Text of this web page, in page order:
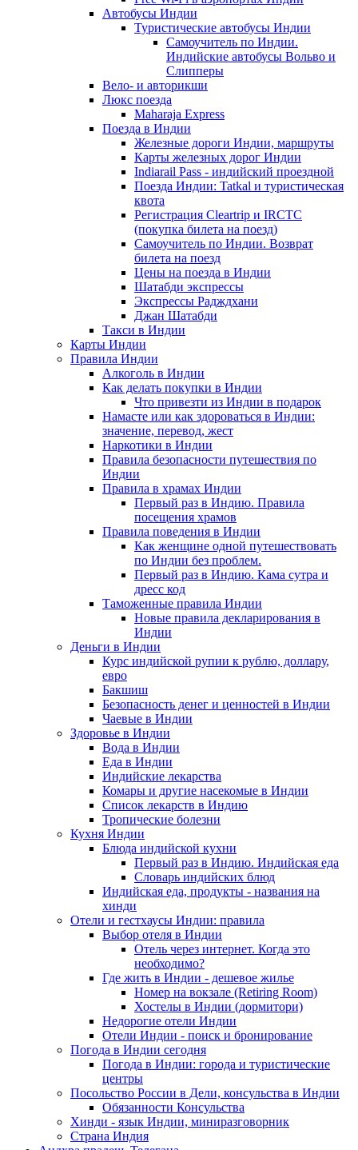
Автобусы Индии
Туристические автобусы Индии
Самоучитель по Индии.
Индийские автобусы Вольво и
Слипперы
Вело- и авторикши
Люкс поезда
Maharaja Express
Поезда в Индии
Железные дороги Индии, маршруты
Карты железных дорог Индии
Indiarail Pass - индийский проездной
Поезда Индии: Tatkal и туристическая
квота
Регистрация Сleartrip и IRCTC
(покупка билета на поезд)
Самоучитель по Индии. Возврат
билета на поезд
Цены на поезда в Индии
Шатабди экспрессы
Экспрессы Радждхани
Джан Шатабди
Такси в Индии
Карты Индии
Правила Индии
Алкоголь в Индии
Как делать покупки в Индии
Что привезти из Индии в подарок
Намасте или как здороваться в Индии:
значение, перевод, жест
Наркотики в Индии
Правила безопасности путешествия по
Индии
Правила в храмах Индии
Первый раз в Индию. Правила
посещения храмов
Правила поведения в Индии
Как женщине одной путешествовать
по Индии без проблем.
Первый раз в Индию. Кама сутра и
дресс код
Таможенные правила Индии
Новые правила декларирования в
Индии
Деньги в Индии
Курс индийской рупии к рублю, доллару,
евро
Бакшиш
Безопасность денег и ценностей в Индии
Чаевые в Индии
Здоровье в Индии
Вода в Индии
Еда в Индии
Индийские лекарства
Комары и другие насекомые в Индии
Список лекарств в Индию
Тропические болезни
Кухня Индии
Блюда индийской кухни
Первый раз в Индию. Индийская еда
Словарь индийских блюд
Индийская еда, продукты - названия на
хинди
Отели и гестхаусы Индии: правила
Выбор отеля в Индии
Отель через интернет. Когда это
необходимо?
Где жить в Индии - дешевое жилье
Номер на вокзале (Retiring Room)
Хостелы в Индии (дормитори)
Недорогие отели Индии
Отели Индии - поиск и бронирование
Погода в Индии сегодня
Погода в Индии: города и туристические
центры
Посольство России в Дели, консульства в Индии
Обязанности Консульства
Хинди - язык Индии, миниразговорник
Страна Индия